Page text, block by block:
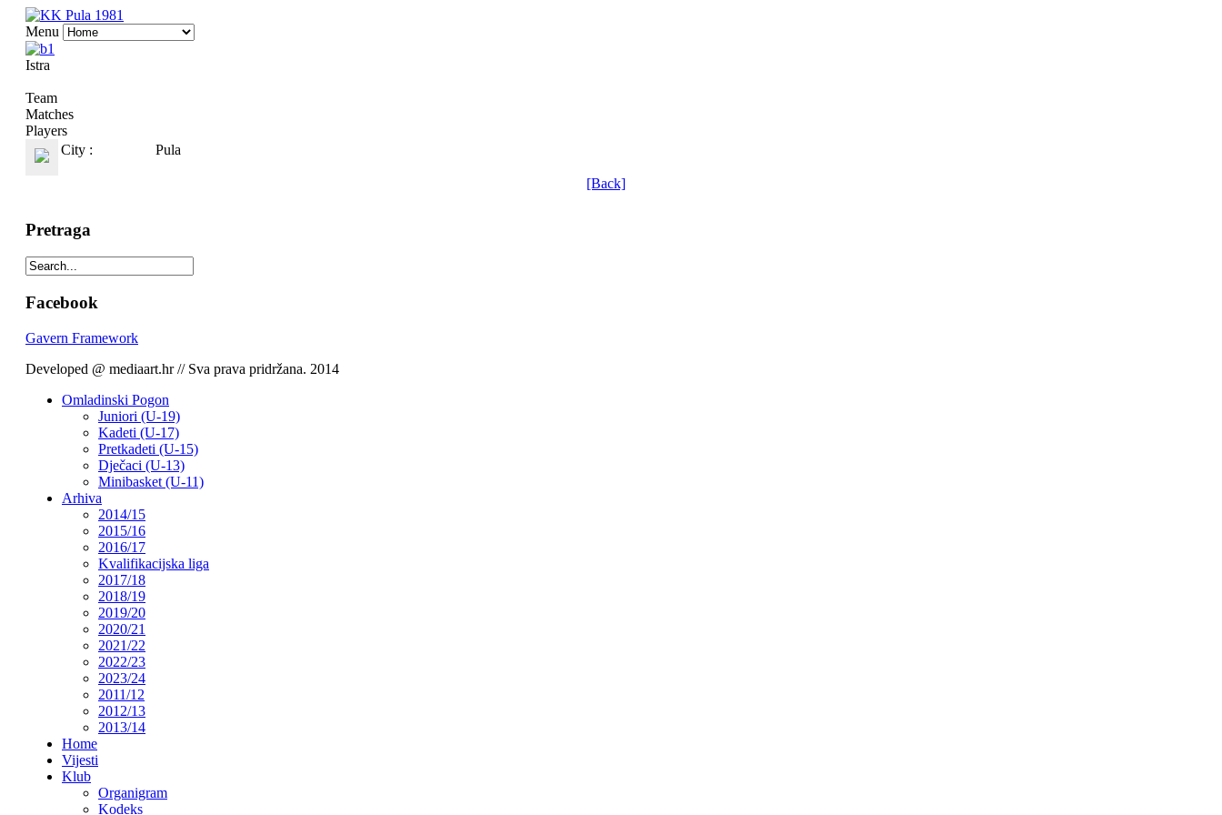
Menu
Istra
Team
Matches
Players
City :
Pula
[Back]
Pretraga
Facebook
Gavern Framework
Developed @ mediaart.hr // Sva prava pridržana. 2014
Omladinski Pogon
Juniori (U-19)
Kadeti (U-17)
Pretkadeti (U-15)
Dječaci (U-13)
Minibasket (U-11)
Arhiva
2014/15
2015/16
2016/17
Kvalifikacijska liga
2017/18
2018/19
2019/20
2020/21
2021/22
2022/23
2023/24
2011/12
2012/13
2013/14
Home
Vijesti
Klub
Organigram
Kodeks